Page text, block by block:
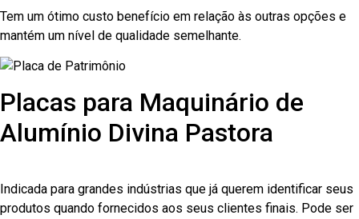
Tem um ótimo custo benefício em relação às outras opções e
mantém um nível de qualidade semelhante.
Placas para Maquinário de
Alumínio Divina Pastora
Indicada para grandes indústrias que já querem identificar seus
produtos quando fornecidos aos seus clientes finais. Pode ser